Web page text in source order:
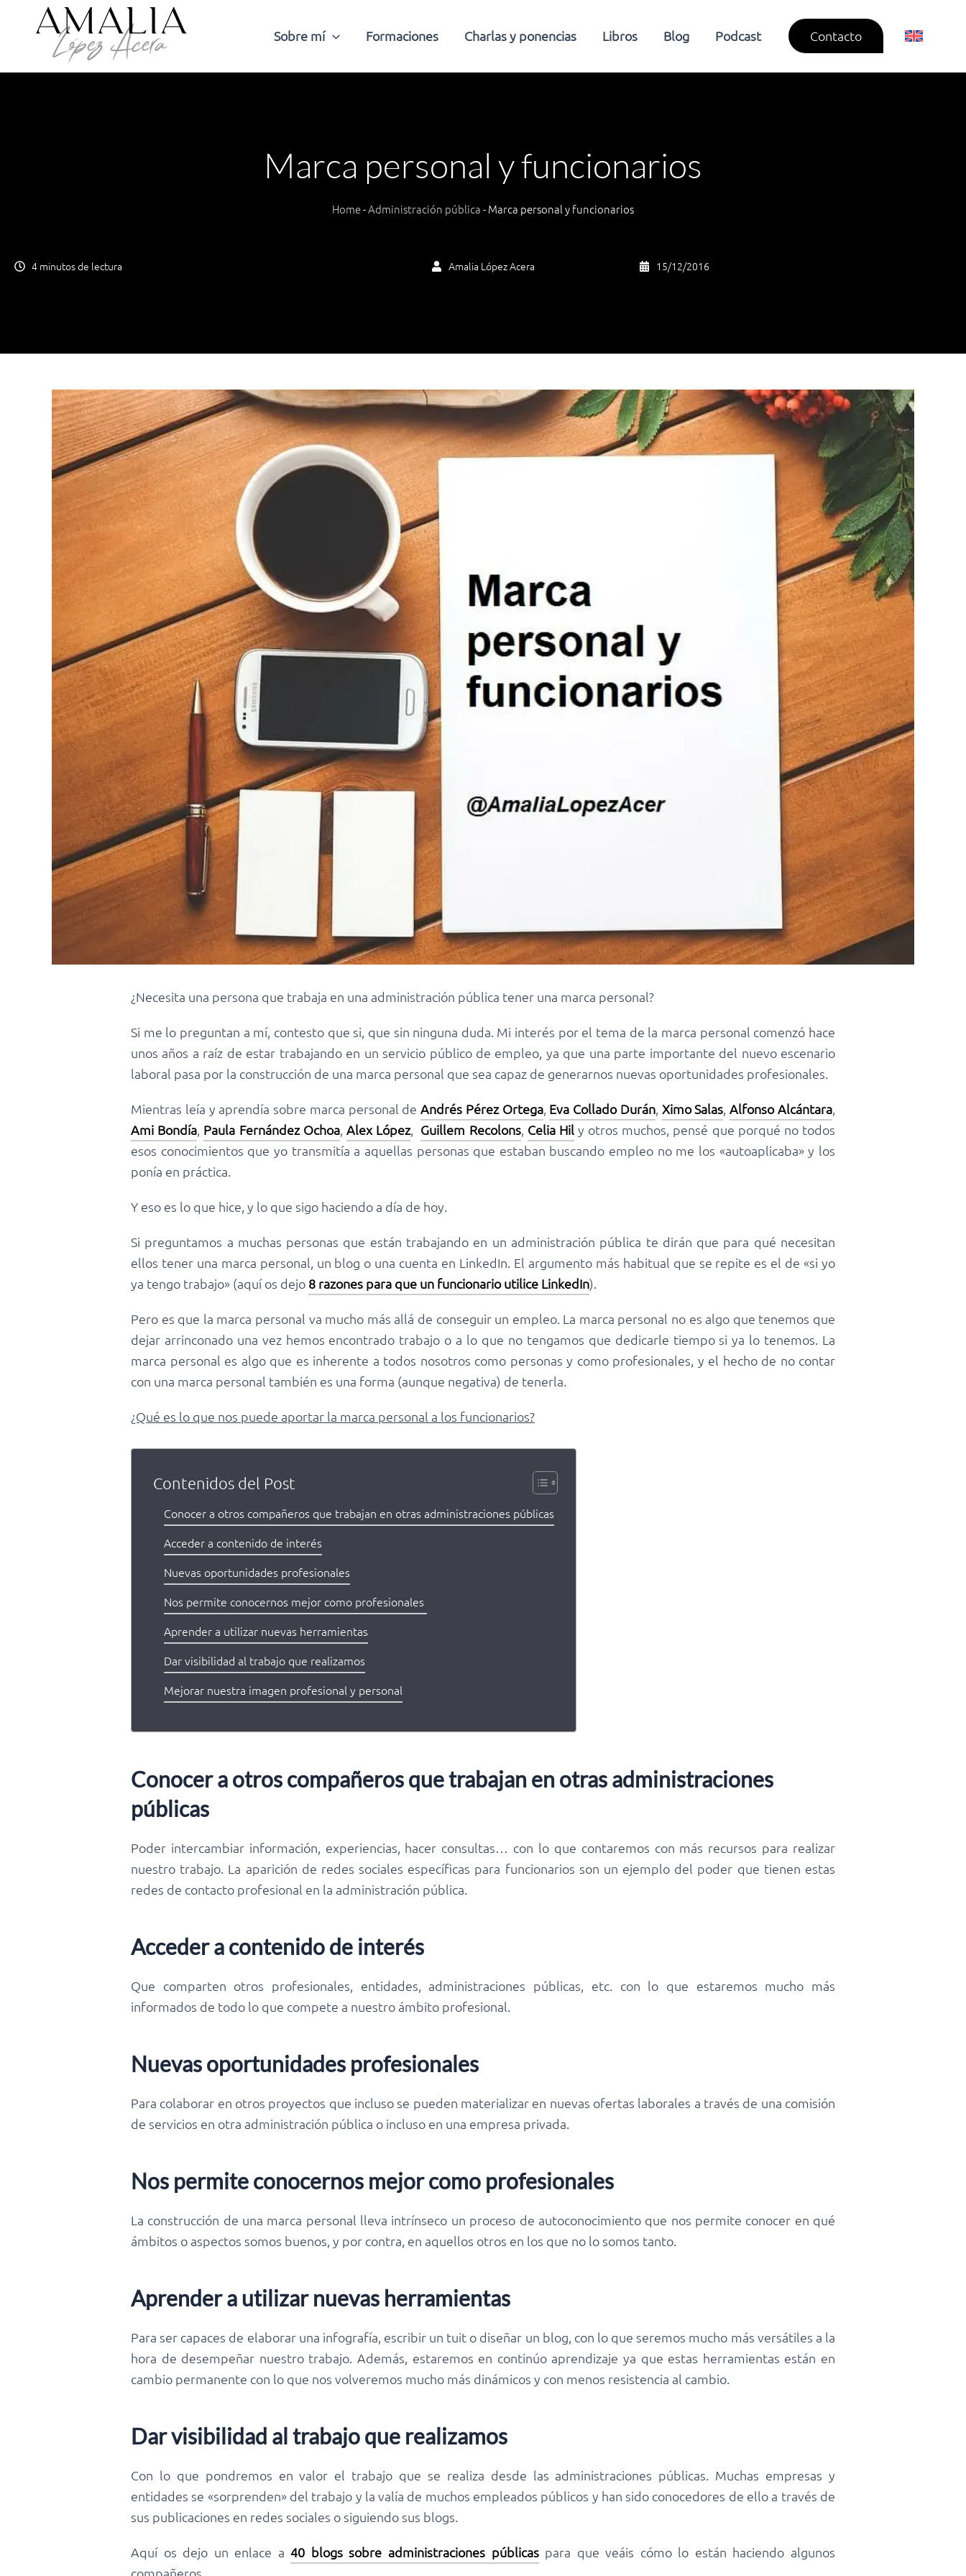
contenido
Sobre mí Formaciones Charlas y ponencias Libros Blog Podcast Contacto
Marca personal y funcionarios
Home-Administración pública-Marca personal y funcionarios
4 minutos de lectura Amalia López Acera 15/12/2016
¿Necesita una persona que trabaja en una administración pública tener una marca personal?
Si me lo preguntan a mí, contesto que si, que sin ninguna duda. Mi interés por el tema de la marca personal comenzó hace
unos años a raíz de estar trabajando en un servicio público de empleo, ya que una parte importante del nuevo escenario
laboral pasa por la construcción de una marca personal que sea capaz de generarnos nuevas oportunidades profesionales.
Mientras leía y aprendía sobre marca personal deAndrés Pérez Ortega, Eva Collado Durán, Ximo Salas,Alfonso Alcántara,
Ami Bondía, Paula Fernández Ochoa, Alex López, Guillem Recolons, Celia Hily otros muchos, pensé que porqué no todos
esos conocimientos que yo transmitía a aquellas personas que estaban buscando empleo no me los «autoaplicaba» y los
ponía en práctica.
Y eso es lo que hice, y lo que sigo haciendo a día de hoy.
Si preguntamos a muchas personas que están trabajando en un administración pública te dirán que para qué necesitan
ellos tener una marca personal, un blog o una cuenta en LinkedIn. El argumento más habitual que se repite es el de «si yo
ya tengo trabajo» (aquí os dejo 8 razones para que un funcionario utilice LinkedIn).
Pero es que la marca personal va mucho más allá de conseguir un empleo. La marca personal no es algo que tenemos que
dejar arrinconado una vez hemos encontrado trabajo o a lo que no tengamos que dedicarle tiempo si ya lo tenemos. La
marca personal es algo que es inherente a todos nosotros como personas y como profesionales, y el hecho de no contar
con una marca personal también es una forma (aunque negativa) de tenerla.
¿Qué es lo que nos puede aportar la marca personal a los funcionarios?
Contenidos del Post
Conocer a otros compañeros que trabajan en otras administraciones públicas
Acceder a contenido de interés
Nuevas oportunidades profesionales
Nos permite conocernos mejor como profesionales
Aprender a utilizar nuevas herramientas
Dar visibilidad al trabajo que realizamos
Mejorar nuestra imagen profesional y personal
Conocer a otros compañeros que trabajan en otras administraciones
públicas
Poder intercambiar información, experiencias, hacer consultas… con lo que contaremos con más recursos para realizar
nuestro trabajo. La aparición de redes sociales específicas para funcionarios son un ejemplo del poder que tienen estas
redes de contacto profesional en la administración pública.
Acceder a contenido de interés
Que comparten otros profesionales, entidades, administraciones públicas, etc. con lo que estaremos mucho más
informados de todo lo que compete a nuestro ámbito profesional.
Nuevas oportunidades profesionales
Para colaborar en otros proyectos que incluso se pueden materializar en nuevas ofertas laborales a través de una comisión
de servicios en otra administración pública o incluso en una empresa privada.
Nos permite conocernos mejor como profesionales
La construcción de una marca personal lleva intrínseco un proceso de autoconocimiento que nos permite conocer en qué
ámbitos o aspectos somos buenos, y por contra, en aquellos otros en los que no lo somos tanto.
Aprender a utilizar nuevas herramientas
Para ser capaces de elaborar una infografía, escribir un tuit o diseñar un blog, con lo que seremos mucho más versátiles a la
hora de desempeñar nuestro trabajo. Además, estaremos en continúo aprendizaje ya que estas herramientas están en
cambio permanente con lo que nos volveremos mucho más dinámicos y con menos resistencia al cambio.
Dar visibilidad al trabajo que realizamos
Con lo que pondremos en valor el trabajo que se realiza desde las administraciones públicas. Muchas empresas y
entidades se «sorprenden» del trabajo y la valía de muchos empleados públicos y han sido conocedores de ello a través de
sus publicaciones en redes sociales o siguiendo sus blogs.
Aquí os dejo un enlace a40 blogs sobre administraciones públicaspara que veáis cómo lo están haciendo algunos